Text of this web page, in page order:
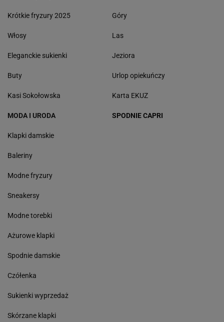
Krótkie fryzury 2025
Włosy
Eleganckie sukienki
Buty
Kasi Sokołowska
Góry
Las
Jeziora
Urlop opiekuńczy
Karta EKUZ
MODA I URODA
Klapki damskie
Baleriny
Modne fryzury
Sneakersy
Modne torebki
Ażurowe klapki
Spodnie damskie
Czółenka
Sukienki wyprzedaż
Skórzane klapki
SPODNIE CAPRI